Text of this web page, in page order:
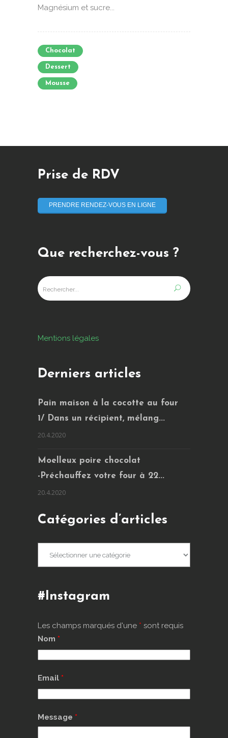
Magnésium et sucre...
Chocolat
Dessert
Mousse
Prise de RDV
PRENDRE RENDEZ-VOUS EN LIGNE
Que recherchez-vous ?
Mentions légales
Derniers articles
Pain maison à la cocotte au four
1/ Dans un récipient, mélang...
20.4.2020
Moelleux poire chocolat
-Préchauffez votre four à 22...
20.4.2020
Catégories d’articles
#Instagram
Les champs marqués d'une * sont requis
Nom *
Email *
Message *